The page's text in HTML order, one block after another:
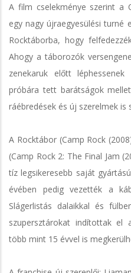
A film cselekménye szerint a
egy nagy újraegyesülési turné
Rocktáborba, hogy
Ahogy a táborozók
zenekaruk előtt
próbára tett barátságok
ráébredések és új szerelmek is
A Rocktábor (Camp Rock
(Camp Rock 2: The Final Jam
tíz legsikeresebb saját
évében pedig vezették a
Slágerlistás dalaikkal és
szupersztárokat indítottak el
több mint 15 évvel is